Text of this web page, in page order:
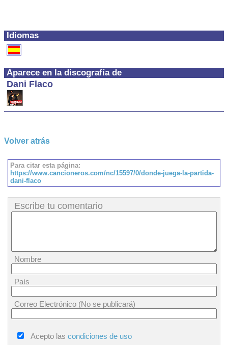
Idiomas
Aparece en la discografía de
Dani Flaco
Volver atrás
Para citar esta página:
https://www.cancioneros.com/nc/15597/0/donde-juega-la-partida-
dani-flaco
Escribe tu comentario
Nombre
País
Correo Electrónico (No se publicará)
Acepto las condiciones de uso